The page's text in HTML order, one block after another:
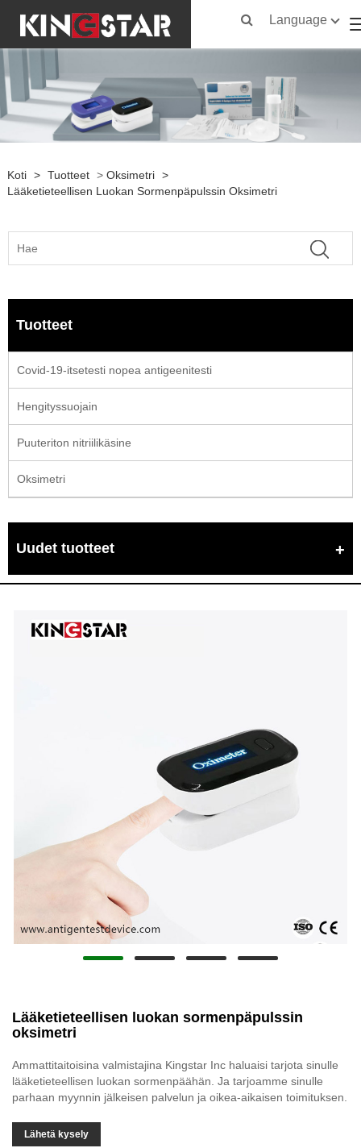
Language
Koti > Tuotteet > Oksimetri >
Lääketieteellisen Luokan Sormenpäpulssin Oksimetri
Tuotteet
Covid-19-itsetesti nopea antigeenitesti
Hengityssuojain
Puuteriton nitriilikäsine
Oksimetri
Uudet tuotteet
Lääketieteellisen luokan sormenpäpulssin
oksimetri
Ammattitaitoisina valmistajina Kingstar Inc haluaisi tarjota sinulle
lääketieteellisen luokan sormenpäähän. Ja tarjoamme sinulle
parhaan myynnin jälkeisen palvelun ja oikea-aikaisen toimituksen.
Lähetä kysely